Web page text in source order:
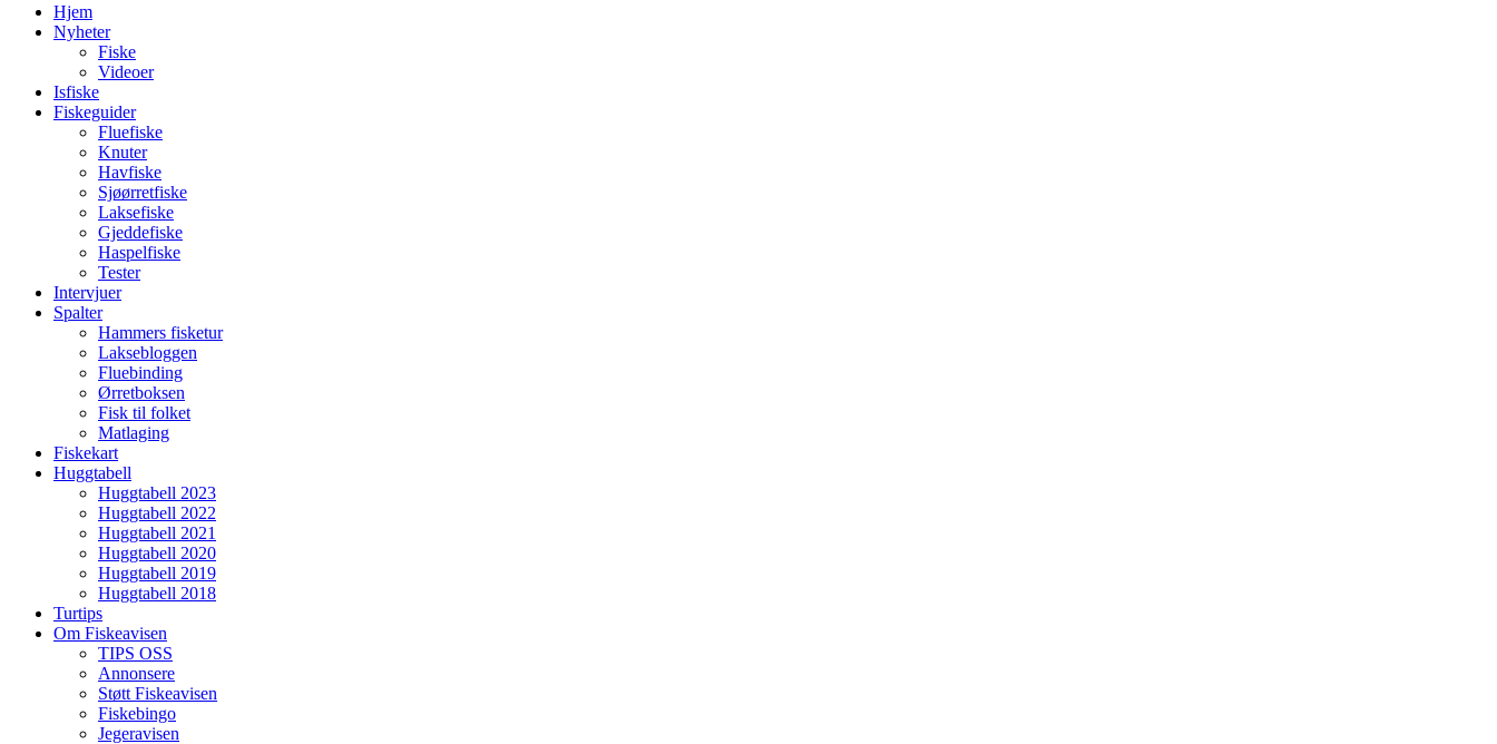
Hjem
Nyheter
Fiske
Videoer
Isfiske
Fiskeguider
Fluefiske
Knuter
Havfiske
Sjøørretfiske
Laksefiske
Gjeddefiske
Haspelfiske
Tester
Intervjuer
Spalter
Hammers fisketur
Laksebloggen
Fluebinding
Ørretboksen
Fisk til folket
Matlaging
Fiskekart
Huggtabell
Huggtabell 2023
Huggtabell 2022
Huggtabell 2021
Huggtabell 2020
Huggtabell 2019
Huggtabell 2018
Turtips
Om Fiskeavisen
TIPS OSS
Annonsere
Støtt Fiskeavisen
Fiskebingo
Jegeravisen